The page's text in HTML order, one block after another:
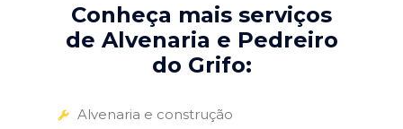
Conheça mais serviços
de Alvenaria e Pedreiro
do Grifo:
Alvenaria e construção